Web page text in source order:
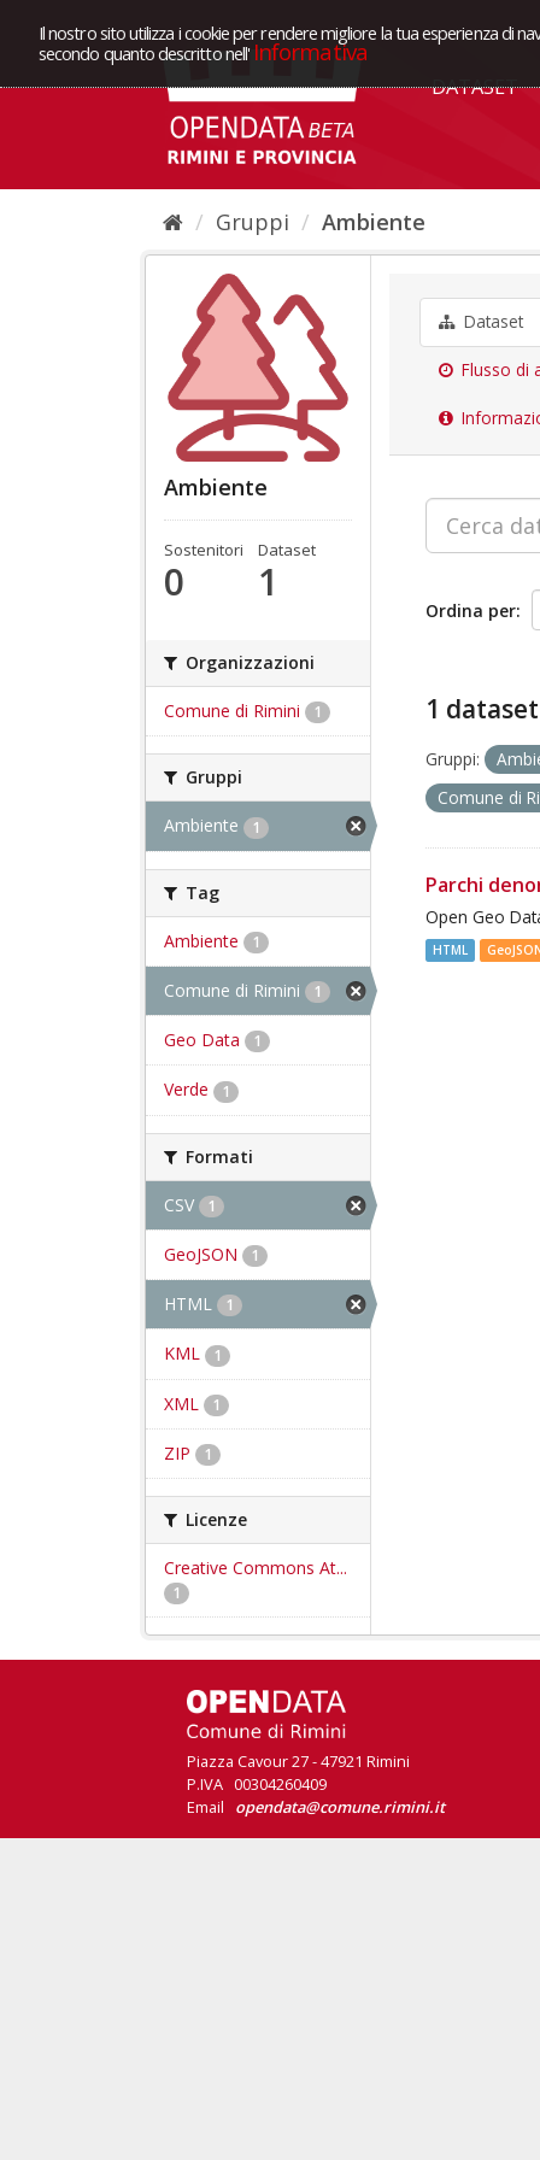
Il nostro sito utilizza i cookie per rendere migliore la tua esperienza di
secondo quanto descritto nell' Informativa
DATASET
Gruppi Ambiente
Ambiente
Sostenitori
0
Dataset
1
Organizzazioni
Comune di Rimini 1
Gruppi
Ambiente 1
Tag
Ambiente 1
Comune di Rimini 1
Geo Data 1
Verde 1
Formati
CSV 1
GeoJSON 1
HTML 1
KML 1
XML 1
ZIP 1
Licenze
Creative Commons At...
1
Dataset
Flusso di
Ordina per
1
Gruppi:
Comune di
Parchi
Open Geo
HTML
Piazza Cavour 27 - 47921 Rimini
P.IVA 00304260409
Email opendata@comune.rimini.it